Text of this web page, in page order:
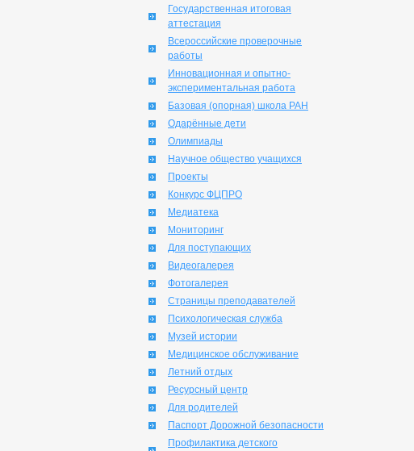
Государственная итоговая
аттестация
Всероссийские проверочные
работы
Инновационная и опытно-
экспериментальная работа
Базовая (опорная) школа РАН
Одарённые дети
Олимпиады
Научное общество учащихся
Проекты
Конкурс ФЦПРО
Медиатека
Мониторинг
Для поступающих
Видеогалерея
Фотогалерея
Страницы преподавателей
Психологическая служба
Музей истории
Медицинское обслуживание
Летний отдых
Ресурсный центр
Для родителей
Паспорт Дорожной безопасности
Профилактика детского